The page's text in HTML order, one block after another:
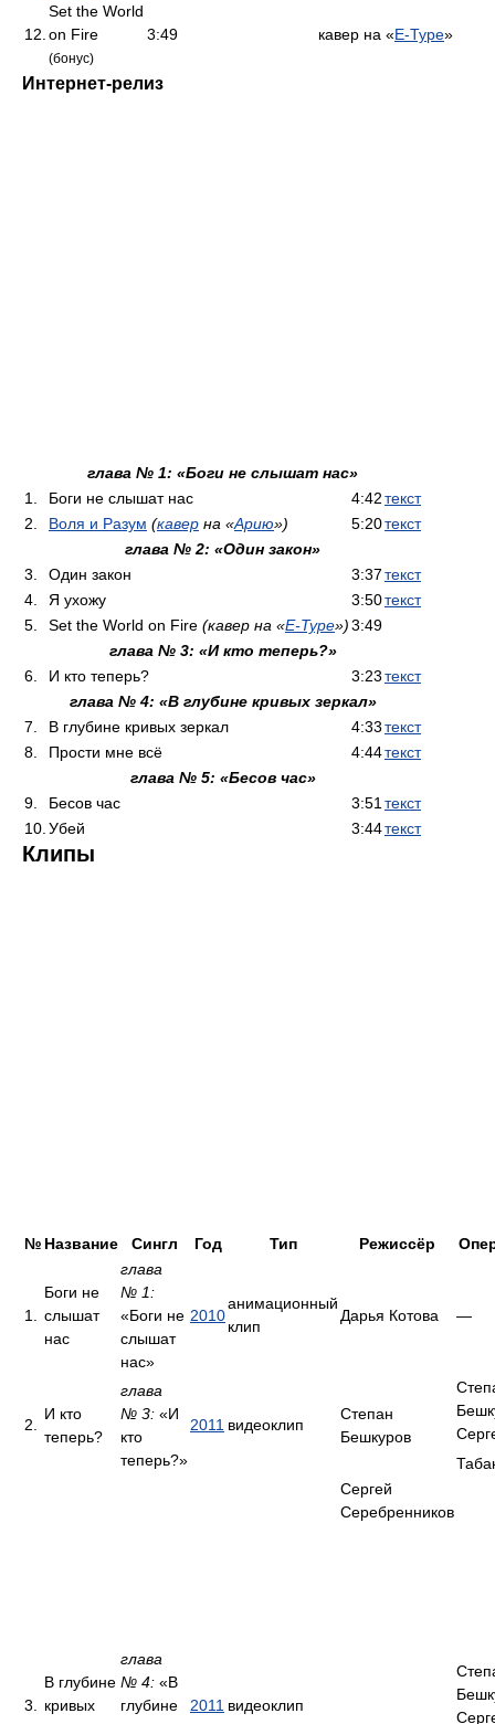
12.
Set the World
on Fire
(бонус)
3:49 кавер на «E-Type»
Интернет-релиз
глава № 1: «Боги не слышат нас»
1.
Боги не слышат нас 4:42текст
2.
Воля и Разум (кавер на «Арию») 5:20текст
глава № 2: «Один закон»
3.
Один закон 3:37текст
4.
Я ухожу 3:50текст
5.
Set the World on Fire (кавер на «E-Type»)3:49
глава № 3: «И кто теперь?»
6.
И кто теперь? 3:23текст
глава № 4: «В глубине кривых зеркал»
7.
В глубине кривых зеркал 4:33текст
8.
Прости мне всё 4:44текст
глава № 5: «Бесов час»
9.
Бесов час 3:51 текст
10. Убей 3:44текст
Клипы
№ Название Сингл Год Тип Режиссёр
1.
Боги не
слышат
нас
глава
№ 1:
«Боги не
слышат
нас»
2010
анимационный
клип
Дарья Котова —
2.
И кто
теперь?
глава
№ 3: «И
кто
теперь?»
2011 видеоклип
Степан
Бешкуров
3.
В глубине
кривых
глава
№ 4: «В
глубине
2011 видеоклип
Сергей
Серебренников